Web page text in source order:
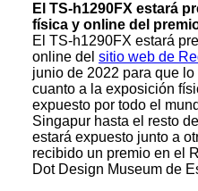
El TS-h1290FX estará
física y online del
El TS-h1290FX estará
online del sitio web de
junio de 2022 para que
cuanto a la exposición
expuesto por todo el
Singapur hasta el resto
estará expuesto junto a
recibido un premio en el
Dot Design Museum de